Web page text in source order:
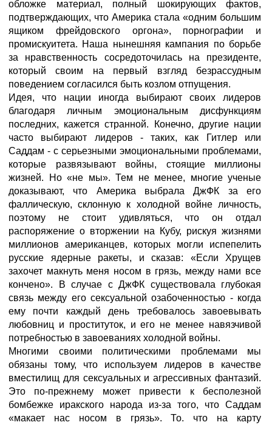
обложке материал, полный шокирующих фактов,
подтверждающих, что Америка стала «одним большим
ящиком фрейдовского оргона», порнографии и
промискуитета. Наша нынешняя кампания по борьбе
за нравственность сосредоточилась на президенте,
который своим на первый взгляд безрассудным
поведением согласился быть козлом отпущения.
Идея, что нации иногда выбирают своих лидеров
благодаря личным эмоциональным дисфункциям
последних, кажется странной. Конечно, другие нации
часто выбирают лидеров - таких, как Гитлер или
Саддам - с серьезными эмоциональными проблемами,
которые развязывают войны, стоящие миллионы
жизней. Но «не мы». Тем не менее, многие ученые
доказывают, что Америка выбрала ДжФК за его
фаллическую, склонную к холодной войне личность,
поэтому не стоит удивляться, что он отдал
распоряжение о вторжении на Кубу, рискуя жизнями
миллионов американцев, которых могли испепелить
русские ядерные ракеты, и сказав: «Если Хрущев
захочет макнуть меня носом в грязь, между нами все
кончено». В случае с ДжФК существовала глубокая
связь между его сексуальной озабоченностью - когда
ему почти каждый день требовалось завоевывать
любовниц и проституток, и его не менее навязчивой
потребностью в завоеваниях холодной войны.
Многими своими политическими проблемами мы
обязаны тому, что используем лидеров в качестве
вместилищ для сексуальных и агрессивных фантазий.
Это по-прежнему может привести к бесполезной
бомбежке иракского народа из-за того, что Саддам
«макает нас носом в грязь». То. что на карту